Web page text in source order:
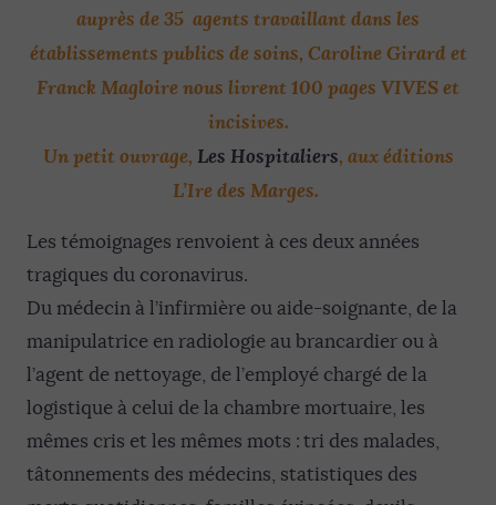
auprès de 35 agents travaillant dans les
établissements publics de soins, Caroline Girard et
Franck Magloire nous livrent 100 pages VIVES et
incisives.
Un petit ouvrage, Les Hospitaliers, aux éditions
L’Ire des Marges.
Les témoignages renvoient à ces deux années
tragiques du coronavirus.
Du médecin à l’infirmière ou aide-soignante, de la
manipulatrice en radiologie au brancardier ou à
l’agent de nettoyage, de l’employé chargé de la
logistique à celui de la chambre mortuaire, les
mêmes cris et les mêmes mots : tri des malades,
tâtonnements des médecins, statistiques des